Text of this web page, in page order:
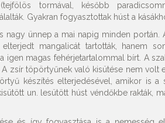
tormával, később
Gyakran fogyasztottak húst a
nagy ünnep a mai napig minden
elterjedt mangalicát tartották, hanem
igen magas fehérjetartalommal bírt. A
zsír töpörtyűnek való kisütése nem volt
készítés elterjedésével, amikor is a
un. lesütött húst véndőkbe rakták,